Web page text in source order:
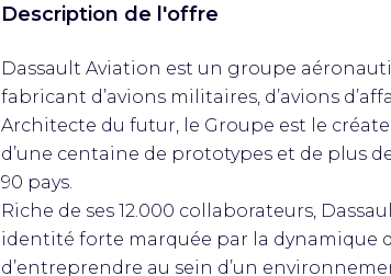
Description de l'offre
Dassault Aviation est un groupe
fabricant d’avions militaires, d’avions
Architecte du futur, le Groupe est le
d’une centaine de prototypes et de plus
90 pays.
Riche de ses 12.000 collaborateurs,
identité forte marquée par la dynamique
d’entreprendre au sein d’un